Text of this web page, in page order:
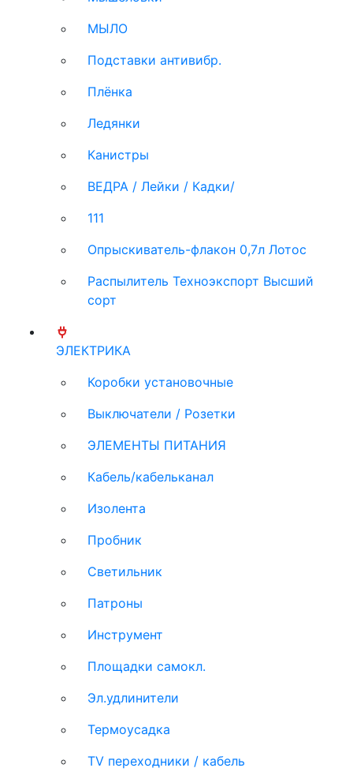
МЫЛО
Подставки антивибр.
Плёнка
Ледянки
Канистры
ВЕДРА / Лейки / Кадки/
111
Опрыскиватель-флакон 0,7л Лотос
Распылитель Техноэкспорт Высший
сорт
ЭЛЕКТРИКА
Коробки установочные
Выключатели / Розетки
ЭЛЕМЕНТЫ ПИТАНИЯ
Кабель/кабельканал
Изолента
Пробник
Светильник
Патроны
Инструмент
Площадки самокл.
Эл.удлинители
Термоусадка
TV переходники / кабель